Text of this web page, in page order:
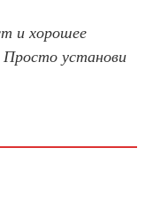
и хорошее
Просто установи